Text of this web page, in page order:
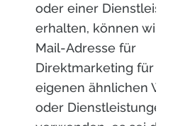
oder einer
erhalten, können wir
Mail-Adresse für
Direktmarketing für
eigenen ähnlichen
oder Dienstleistungen